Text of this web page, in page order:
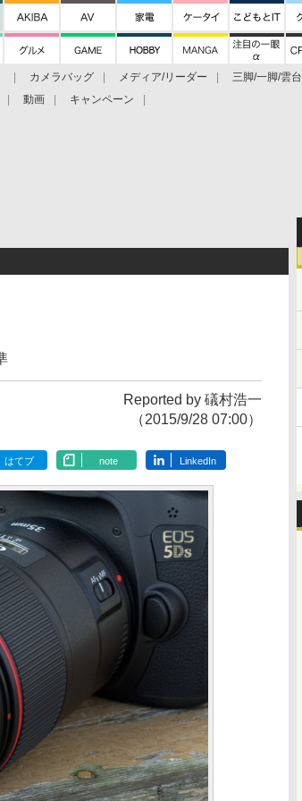
カメラバッグ メディア/リーダー 三脚/一脚/雲台
動画 キャンペーン
Reported by 礒村浩一
（2015/9/28 07:00）
はてブ note LinkedIn